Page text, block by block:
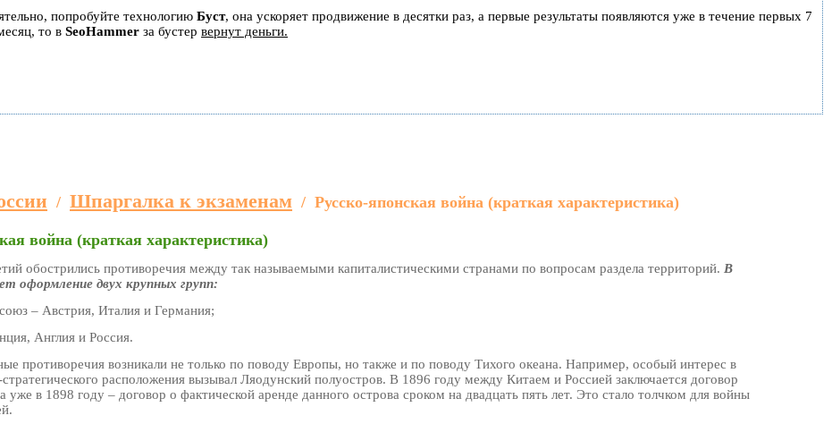
попробуйте технологию Буст, она ускоряет продвижение в десятки раз, а первые результаты появляются уже в течение первых 7
то в SeoHammer за бустер вернут деньги.
/ Шпаргалка к экзаменам / Русско-японская война (краткая характеристика)
война (краткая характеристика)
обострились противоречия между так называемыми капиталистическими странами по вопросам раздела территорий. В
оформление двух крупных групп:
– Австрия, Италия и Германия;
Англия и Россия.
противоречия возникали не только по поводу Европы, но также и по поводу Тихого океана. Например, особый интерес в
расположения вызывал Ляодунский полуостров. В 1896 году между Китаем и Россией заключается договор
уже в 1898 году – договор о фактической аренде данного острова сроком на двадцать пять лет. Это стало толчком для войны